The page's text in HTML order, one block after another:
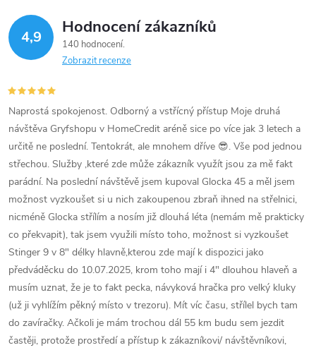
4,9 Hodnocení zákazníků
140 hodnocení
Zobrazit recenze
Naprostá spokojenost. Odborný a vstřícný přístup Moje druhá
návštěva Gryfshopu v HomeCredit aréně sice po více jak 3 letech a
určitě ne poslední. Tentokrát, ale mnohem dříve 😎. Vše pod jednou
střechou. Služby ,které zde může zákazník využít jsou za mě fakt
parádní. Na poslední návštěvě jsem kupoval Glocka 45 a měl jsem
možnost vyzkoušet si u nich zakoupenou zbraň ihned na střelnici,
nicméně Glocka střílím a nosím již dlouhá léta (nemám mě prakticky
co překvapit), tak jsem využili místo toho, možnost si vyzkoušet
Stinger 9 v 8" délky hlavně,kterou zde mají k dispozici jako
předváděcku do 10.07.2025, krom toho mají i 4" dlouhou hlaveň a
musím uznat, že je to fakt pecka, návyková hračka pro velký kluky
(už ji vyhlížím pěkný místo v trezoru). Mít víc času, střílel bych tam
do zavíračky. Ačkoli je mám trochou dál 55 km budu sem jezdit
častěji, protože prostředí a přístup k zákazníkovi/ návštěvníkovi,